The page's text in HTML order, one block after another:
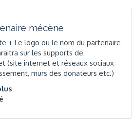
mécène
+ Le logo ou le nom du partenaire
sur les supports de
(site internet et réseaux sociaux
murs des donateurs etc.)